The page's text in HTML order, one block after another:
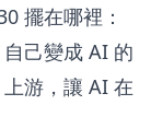
擺在哪裡：
己變成 AI 的
游，讓 AI 在